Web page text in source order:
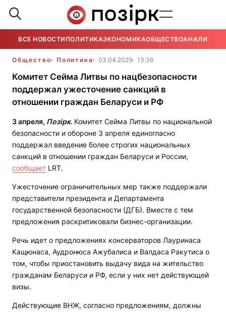
ВСЕ НОВОСТИ ПОЛИТИКАЭКОНОМИКАОБЩЕСТВОАНАЛИТИКА
Общество Политика 03.04.2025 13:36
Комитет Сейма Литвы по нацбезопасности
поддержал ужесточение санкций в
отношении граждан Беларуси и РФ
3 апреля, Позірк. Комитет Сейма Литвы по национальной
безопасности и обороне 3 апреля единогласно
поддержал введение более строгих национальных
санкций в отношении граждан Беларуси и России,
сообщает LRT.
Ужесточение ограничительных мер также поддержали
представители президента и Департамента
государственной безопасности (ДГБ). Вместе с тем
предложения раскритиковали бизнес-организации.
Речь идет о предложениях консерваторов Лауринаса
Кащюнаса, Аудронюса Ажубалиса и Валдаса Ракутиса о
том, чтобы приостановить выдачу вида на жительство
гражданам Беларуси и РФ, если у них нет действующей
визы.
Действующие ВНЖ, согласно предложениям, должны